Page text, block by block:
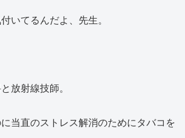
いてるんだよ、先生。
放射線技師。
当直のストレス解消のためにタバコを